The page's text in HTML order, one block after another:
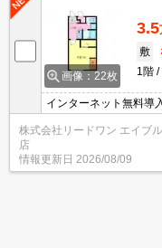
画像：22枚
3.5
敷
1階
インターネット無料導
株式会社リードワン エイブ
店
情報更新日 2026/08/09